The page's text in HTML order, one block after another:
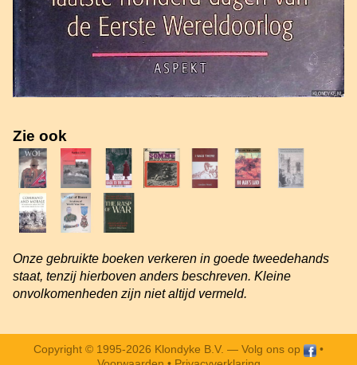
Zie ook
Onze gebruikte boeken verkeren in goede tweedehands
staat, tenzij hierboven anders beschreven. Kleine
onvolkomenheden zijn niet altijd vermeld.
Copyright © 1995-2026 Klondyke B.V. — Volg ons op
•